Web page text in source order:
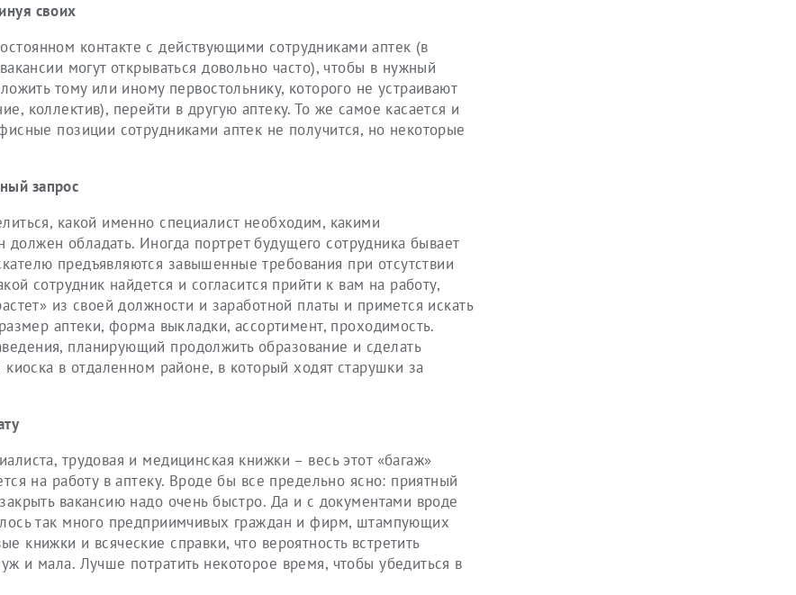
своих
контакте с действующими сотрудниками аптек (в
могут открываться довольно часто), чтобы в нужный
тому или иному первостольнику, которого не устраивают
коллектив), перейти в другую аптеку. То же самое касается и
позиции сотрудниками аптек не получится, но некоторые
запрос
какой именно специалист необходим, какими
обладать. Иногда портрет будущего сотрудника бывает
предъявляются завышенные требования при отсутствии
сотрудник найдется и согласится прийти к вам на работу,
из своей должности и заработной платы и примется искать
аптеки, форма выкладки, ассортимент, проходимость.
планирующий продолжить образование и сделать
в отдаленном районе, в который ходят старушки за
трудовая и медицинская книжки – весь этот «багаж»
на работу в аптеку. Вроде бы все предельно ясно: приятный
вакансию надо очень быстро. Да и с документами вроде
так много предприимчивых граждан и фирм, штампующих
книжки и всяческие справки, что вероятность встретить
и мала. Лучше потратить некоторое время, чтобы убедиться в